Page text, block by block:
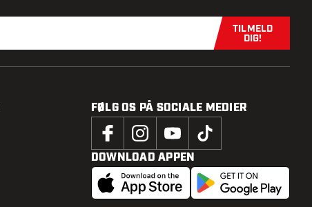
Tilmeld dig
TILMELD
DIG!
FØLG OS PÅ SOCIALE MEDIER
DOWNLOAD APPEN